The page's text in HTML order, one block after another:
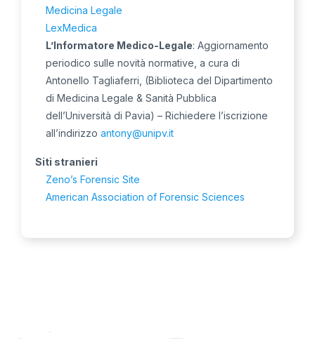
Medicina Legale
LexMedica
L’Informatore Medico-Legale: Aggiornamento
periodico sulle novità normative, a cura di
Antonello Tagliaferri, (Biblioteca del Dipartimento
di Medicina Legale & Sanità Pubblica
dell’Università di Pavia) – Richiedere l’iscrizione
all’indirizzo antony@unipv.it
Siti stranieri
Zeno’s Forensic Site
American Association of Forensic Sciences